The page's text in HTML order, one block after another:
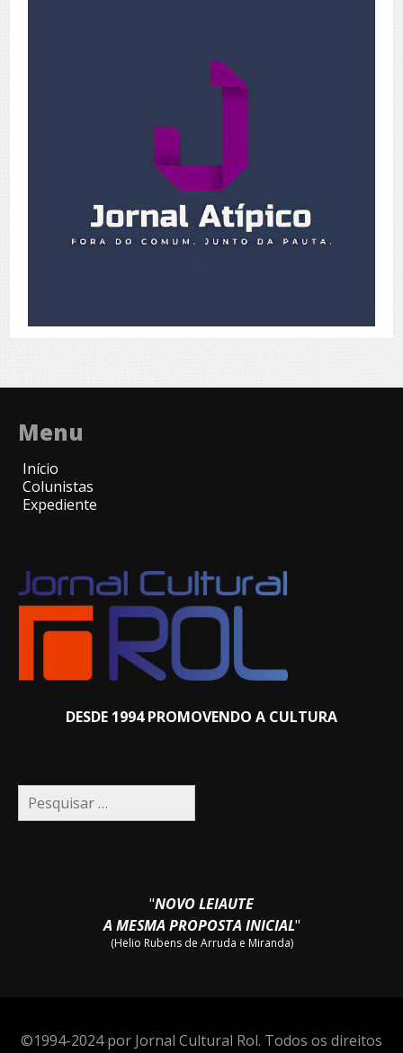
Menu
Início
Colunistas
Expediente
DESDE 1994 PROMOVENDO A CULTURA
Pesquisar
por:
"NOVO LEIAUTE
A MESMA PROPOSTA INICIAL"
(Helio Rubens de Arruda e Miranda)
©1994-2024 por Jornal Cultural Rol. Todos os direitos